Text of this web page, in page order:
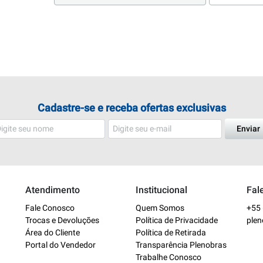
Cadastre-se e receba ofertas exclusivas
Enviar
Atendimento
Fale Conosco
Trocas e Devoluções
Área do Cliente
Portal do Vendedor
Institucional
Quem Somos
Política de Privacidade
Política de Retirada
Transparência Plenobras
Trabalhe Conosco
+55